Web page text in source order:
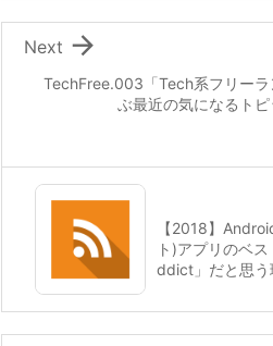
TechFree.003「Tech系フリーラ
ぶ最近の気になるトピ

Next
【2018】
ト)アプリのベ
ddict」だと思う